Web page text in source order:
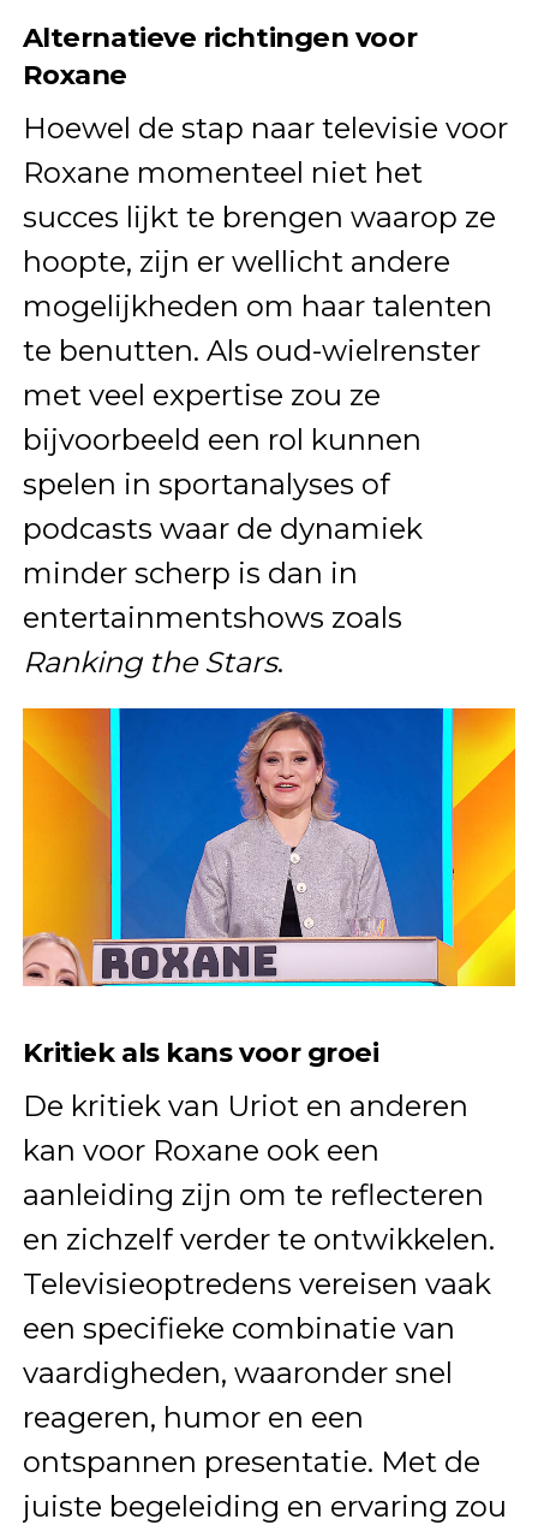
Alternatieve richtingen voor
Roxane
Hoewel de stap naar televisie voor
Roxane momenteel niet het
succes lijkt te brengen waarop ze
hoopte, zijn er wellicht andere
mogelijkheden om haar talenten
te benutten. Als oud-wielrenster
met veel expertise zou ze
bijvoorbeeld een rol kunnen
spelen in sportanalyses of
podcasts waar de dynamiek
minder scherp is dan in
entertainmentshows zoals
Ranking the Stars.
Kritiek als kans voor groei
De kritiek van Uriot en anderen
kan voor Roxane ook een
aanleiding zijn om te reflecteren
en zichzelf verder te ontwikkelen.
Televisieoptredens vereisen vaak
een specifieke combinatie van
vaardigheden, waaronder snel
reageren, humor en een
ontspannen presentatie. Met de
juiste begeleiding en ervaring zou